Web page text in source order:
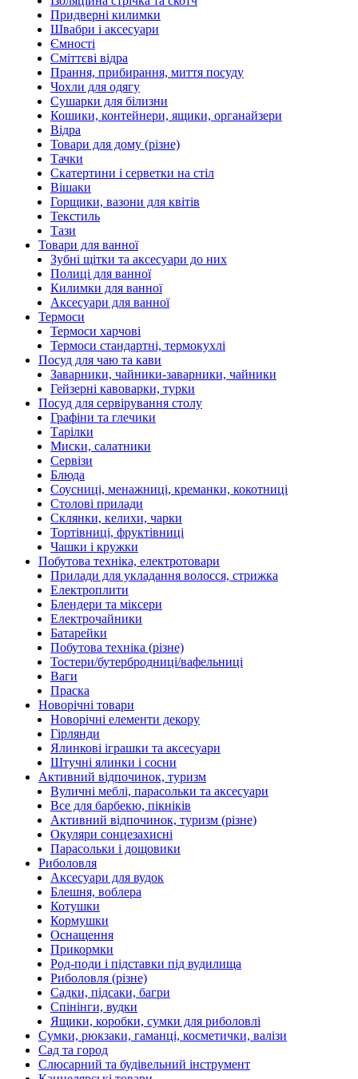
Придверні килимки
Швабри і аксесуари
Ємності
Сміттєві відра
Прання, прибирання, миття посуду
Чохли для одягу
Сушарки для білизни
Кошики, контейнери, ящики, органайзери
Відра
Товари для дому (різне)
Тачки
Скатертини і серветки на стіл
Вішаки
Горщики, вазони для квітів
Текстиль
Тази
Товари для ванної
Зубні щітки та аксесуари до них
Полиці для ванної
Килимки для ванної
Аксесуари для ванної
Термоси
Термоси харчові
Термоси стандартні, термокухлі
Посуд для чаю та кави
Заварники, чайники-заварники, чайники
Гейзерні кавоварки, турки
Посуд для сервірування столу
Графіни та глечики
Тарілки
Миски, салатники
Сервізи
Блюда
Соусниці, менажниці, креманки, кокотниці
Столові прилади
Склянки, келихи, чарки
Тортівниці, фруктівниці
Чашки і кружки
Побутова техніка, електротовари
Прилади для укладання волосся, стрижка
Електроплити
Блендери та міксери
Електрочайники
Батарейки
Побутова техніка (різне)
Тостери/бутербродниці/вафельниці
Ваги
Праска
Новорічні товари
Новорічні елементи декору
Гірлянди
Ялинкові іграшки та аксесуари
Штучні ялинки і сосни
Активний відпочинок, туризм
Вуличні меблі, парасольки та аксесуари
Все для барбекю, пікніків
Активний відпочинок, туризм (різне)
Окуляри сонцезахисні
Парасольки і дощовики
Риболовля
Аксесуари для вудок
Блешня, воблера
Котушки
Кормушки
Оснащення
Прикормки
Род-поди і підставки під вудилища
Риболовля (різне)
Садки, підсаки, багри
Спінінги, вудки
Ящики, коробки, сумки для риболовлі
Сумки, рюкзаки, гаманці, косметички, валізи
Сад та город
Слюсарний та будівельний інструмент